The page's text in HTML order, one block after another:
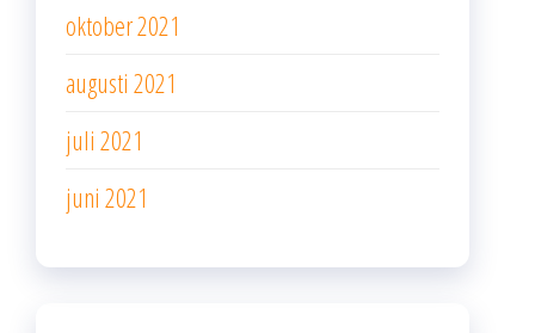
oktober 2021
augusti 2021
juli 2021
juni 2021